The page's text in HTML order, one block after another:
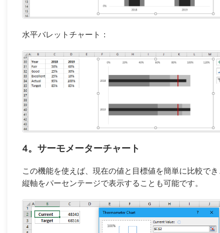
水平バレットチャート：
4。サーモメーターチャート
この機能を使えば、現在の値と目標値を簡単に比較で
縦軸をパーセンテージで表示することも可能です。